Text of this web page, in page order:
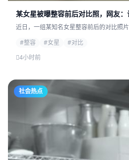
某女星被曝整容前后对比照，网友：
近日，一组某知名女星整容前后的对比照
#整容
#女星
#对比
4小时前
社会热点